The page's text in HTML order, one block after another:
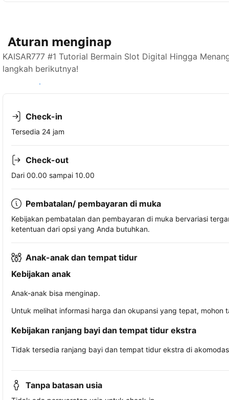
Aturan menginap
KAISAR777 #1 Tutorial Bermain Slot Digital Hingga
langkah berikutnya!
Lihat ketersediaan
Check-in
Tersedia 24 jam
Check-out
Dari 00.00 sampai 10.00
Pembatalan/ pembayaran di muka
Kebijakan pembatalan dan pembayaran di muka bervariasi
ketentuan dari opsi yang Anda butuhkan.
Anak-anak dan tempat tidur
Kebijakan anak
Anak-anak bisa menginap.
Untuk melihat informasi harga dan okupansi yang tepat,
Kebijakan ranjang bayi dan tempat tidur ekstra
Tidak tersedia ranjang bayi dan tempat tidur ekstra di
Tanpa batasan usia